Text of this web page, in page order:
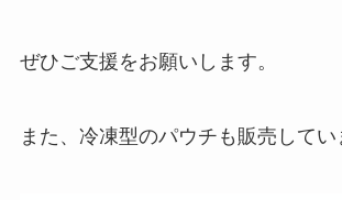
ぜひご支援をお願いします。
また、冷凍型のパウチも販売してい